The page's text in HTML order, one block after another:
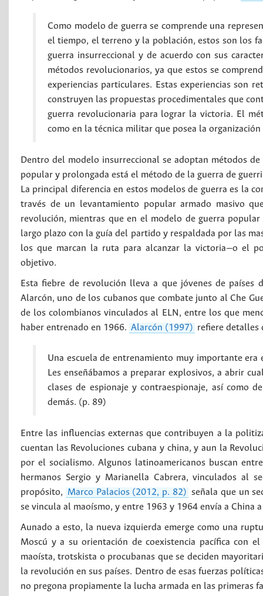
Como modelo de guerra se comprende una
el tiempo, el terreno y la población, estos son los
guerra insurreccional y de acuerdo con sus
métodos revolucionarios, ya que estos se
experiencias particulares. Estas experiencias son
construyen las propuestas procedimentales que
guerra revolucionaria para lograr la victoria. El
como en la técnica militar que posea la
Dentro del modelo insurreccional se adoptan métodos
popular y prolongada está el método de la guerra de
La principal diferencia en estos modelos de guerra es la
través de un levantamiento popular armado masivo
revolución, mientras que en el modelo de guerra
largo plazo con la guía del partido y respaldada por las
los que marcan la ruta para alcanzar la victoria—o el
objetivo.
Esta fiebre de revolución lleva a que jóvenes de
Alarcón, uno de los cubanos que combate junto al Che
de los colombianos vinculados al ELN, entre los que
haber entrenado en 1966. Alarcón (1997) refiere detalles
Una escuela de entrenamiento muy importante
Les enseñábamos a preparar explosivos, a abrir
clases de espionaje y contraespionaje, así como
demás. (p. 89)
Entre las influencias externas que contribuyen a la
cuentan las Revoluciones cubana y china, y aun la
por el socialismo. Algunos latinoamericanos buscan
hermanos Sergio y Marianella Cabrera, vinculados al
propósito, Marco Palacios (2012, p. 82) señala que un
se vincula al maoísmo, y entre 1963 y 1964 envía a
Aunado a esto, la nueva izquierda emerge como una
Moscú y a su orientación de coexistencia pacífica con
maoísta, trotskista o procubanas que se deciden
la revolución en sus países. Dentro de esas fuerzas
no pregona propiamente la lucha armada en las primeras